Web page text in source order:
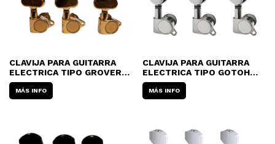
CLAVIJA PARA GUITARRA
ELECTRICA TIPO GROVER
AKKORD AD720C 3 + 3 (POR
UNIDAD)
MÁS INFO
CLAVIJA PARA GUITARRA
ELECTRICA TIPO GOTOH
MATRIX MX-333 - 6 LINEA
MÁS INFO